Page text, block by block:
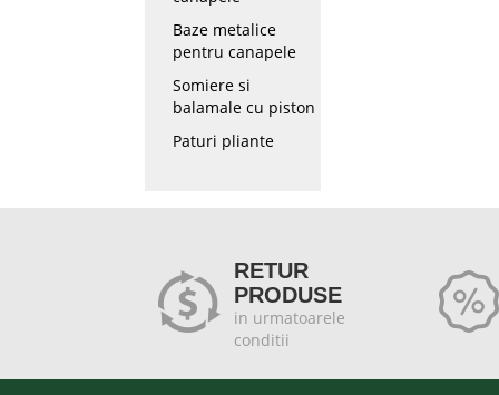
Baze metalice
pentru canapele
Somiere si
balamale cu piston
Paturi pliante
RETUR
PRODUSE
in urmatoarele
conditii